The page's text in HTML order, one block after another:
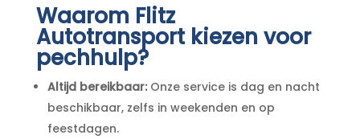
Waarom Flitz
Autotransport kiezen voor
pechhulp?
Altijd bereikbaar:Onze service is dag en nacht
beschikbaar, zelfs in weekenden en op
feestdagen.